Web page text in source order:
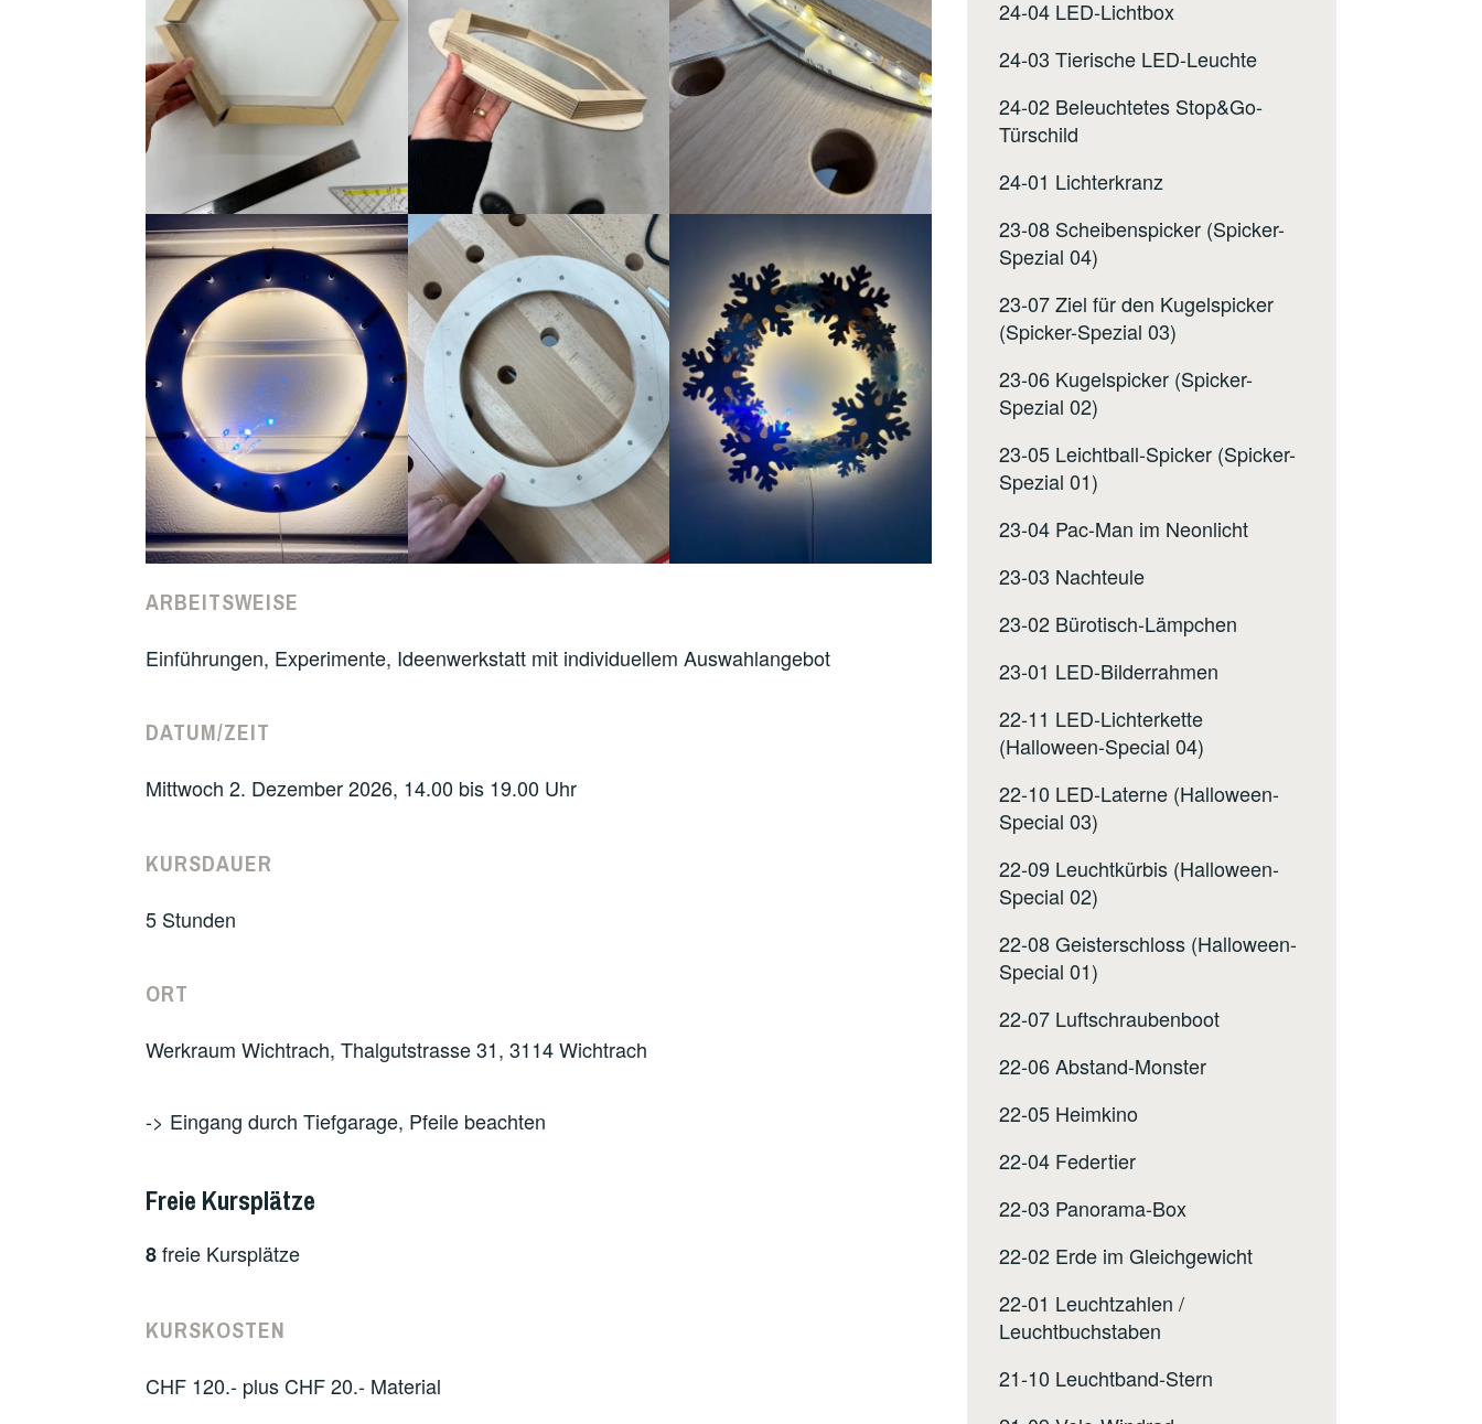
ARBEITSWEISE
Einführungen, Experimente, Ideenwerkstatt mit individuellem Auswahlangebot
DATUM/ZEIT
Mittwoch 2. Dezember 2026, 14.00 bis 19.00 Uhr
KURSDAUER
5 Stunden
ORT
Werkraum Wichtrach, Thalgutstrasse 31, 3114 Wichtrach
-> Eingang durch Tiefgarage, Pfeile beachten
Freie Kursplätze
8freie Kursplätze
KURSKOSTEN
CHF 120.- plus CHF 20.- Material
24-04 LED-Lichtbox
24-03 Tierische LED-Leuchte
24-02 Beleuchtetes Stop&Go-
Türschild
24-01 Lichterkranz
23-08 Scheibenspicker (Spicker-
Spezial 04)
23-07 Ziel für den Kugelspicker
(Spicker-Spezial 03)
23-06 Kugelspicker (Spicker-
Spezial 02)
23-05 Leichtball-Spicker (Spicker-
Spezial 01)
23-04 Pac-Man im Neonlicht
23-03 Nachteule
23-02 Bürotisch-Lämpchen
23-01 LED-Bilderrahmen
22-11 LED-Lichterkette
(Halloween-Special 04)
22-10 LED-Laterne (Halloween-
Special 03)
22-09 Leuchtkürbis (Halloween-
Special 02)
22-08 Geisterschloss (Halloween-
Special 01)
22-07 Luftschraubenboot
22-06 Abstand-Monster
22-05 Heimkino
22-04 Federtier
22-03 Panorama-Box
22-02 Erde im Gleichgewicht
22-01 Leuchtzahlen /
Leuchtbuchstaben
21-10 Leuchtband-Stern